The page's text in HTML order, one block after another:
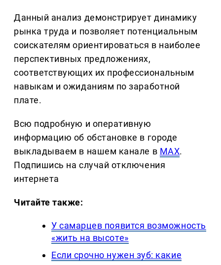
Данный анализ демонстрирует динамику
рынка труда и позволяет потенциальным
соискателям ориентироваться в наиболее
перспективных предложениях,
соответствующих их профессиональным
навыкам и ожиданиям по заработной
плате.
Всю подробную и оперативную
информацию об обстановке в городе
выкладываем в нашем канале в MAX.
Подпишись на случай отключения
интернета
Читайте также:
У самарцев появится возможность
«жить на высоте»
Если срочно нужен зуб: какие